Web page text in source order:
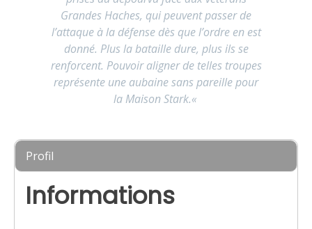
Grandes Haches, qui peuvent passer de
l’attaque à la défense dès que l’ordre en est
donné. Plus la bataille dure, plus ils se
renforcent. Pouvoir aligner de telles troupes
représente une aubaine sans pareille pour
la Maison Stark.«
Profil
Informations